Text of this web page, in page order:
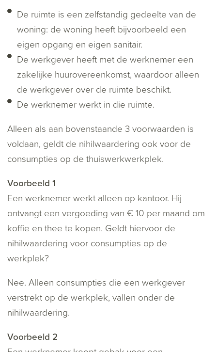
De ruimte is een zelfstandig gedeelte van de
woning: de woning heeft bijvoorbeeld een
eigen opgang en eigen sanitair.
De werkgever heeft met de werknemer een
zakelijke huurovereenkomst, waardoor alleen
de werkgever over de ruimte beschikt.
De werknemer werkt in die ruimte.
Alleen als aan bovenstaande 3 voorwaarden is
voldaan, geldt de nihilwaardering ook voor de
consumpties op de thuiswerkwerkplek.
Voorbeeld 1
Een werknemer werkt alleen op kantoor. Hij
ontvangt een vergoeding van € 10 per maand om
koffie en thee te kopen. Geldt hiervoor de
nihilwaardering voor consumpties op de
werkplek?
Nee. Alleen consumpties die een werkgever
verstrekt op de werkplek, vallen onder de
nihilwaardering.
Voorbeeld 2